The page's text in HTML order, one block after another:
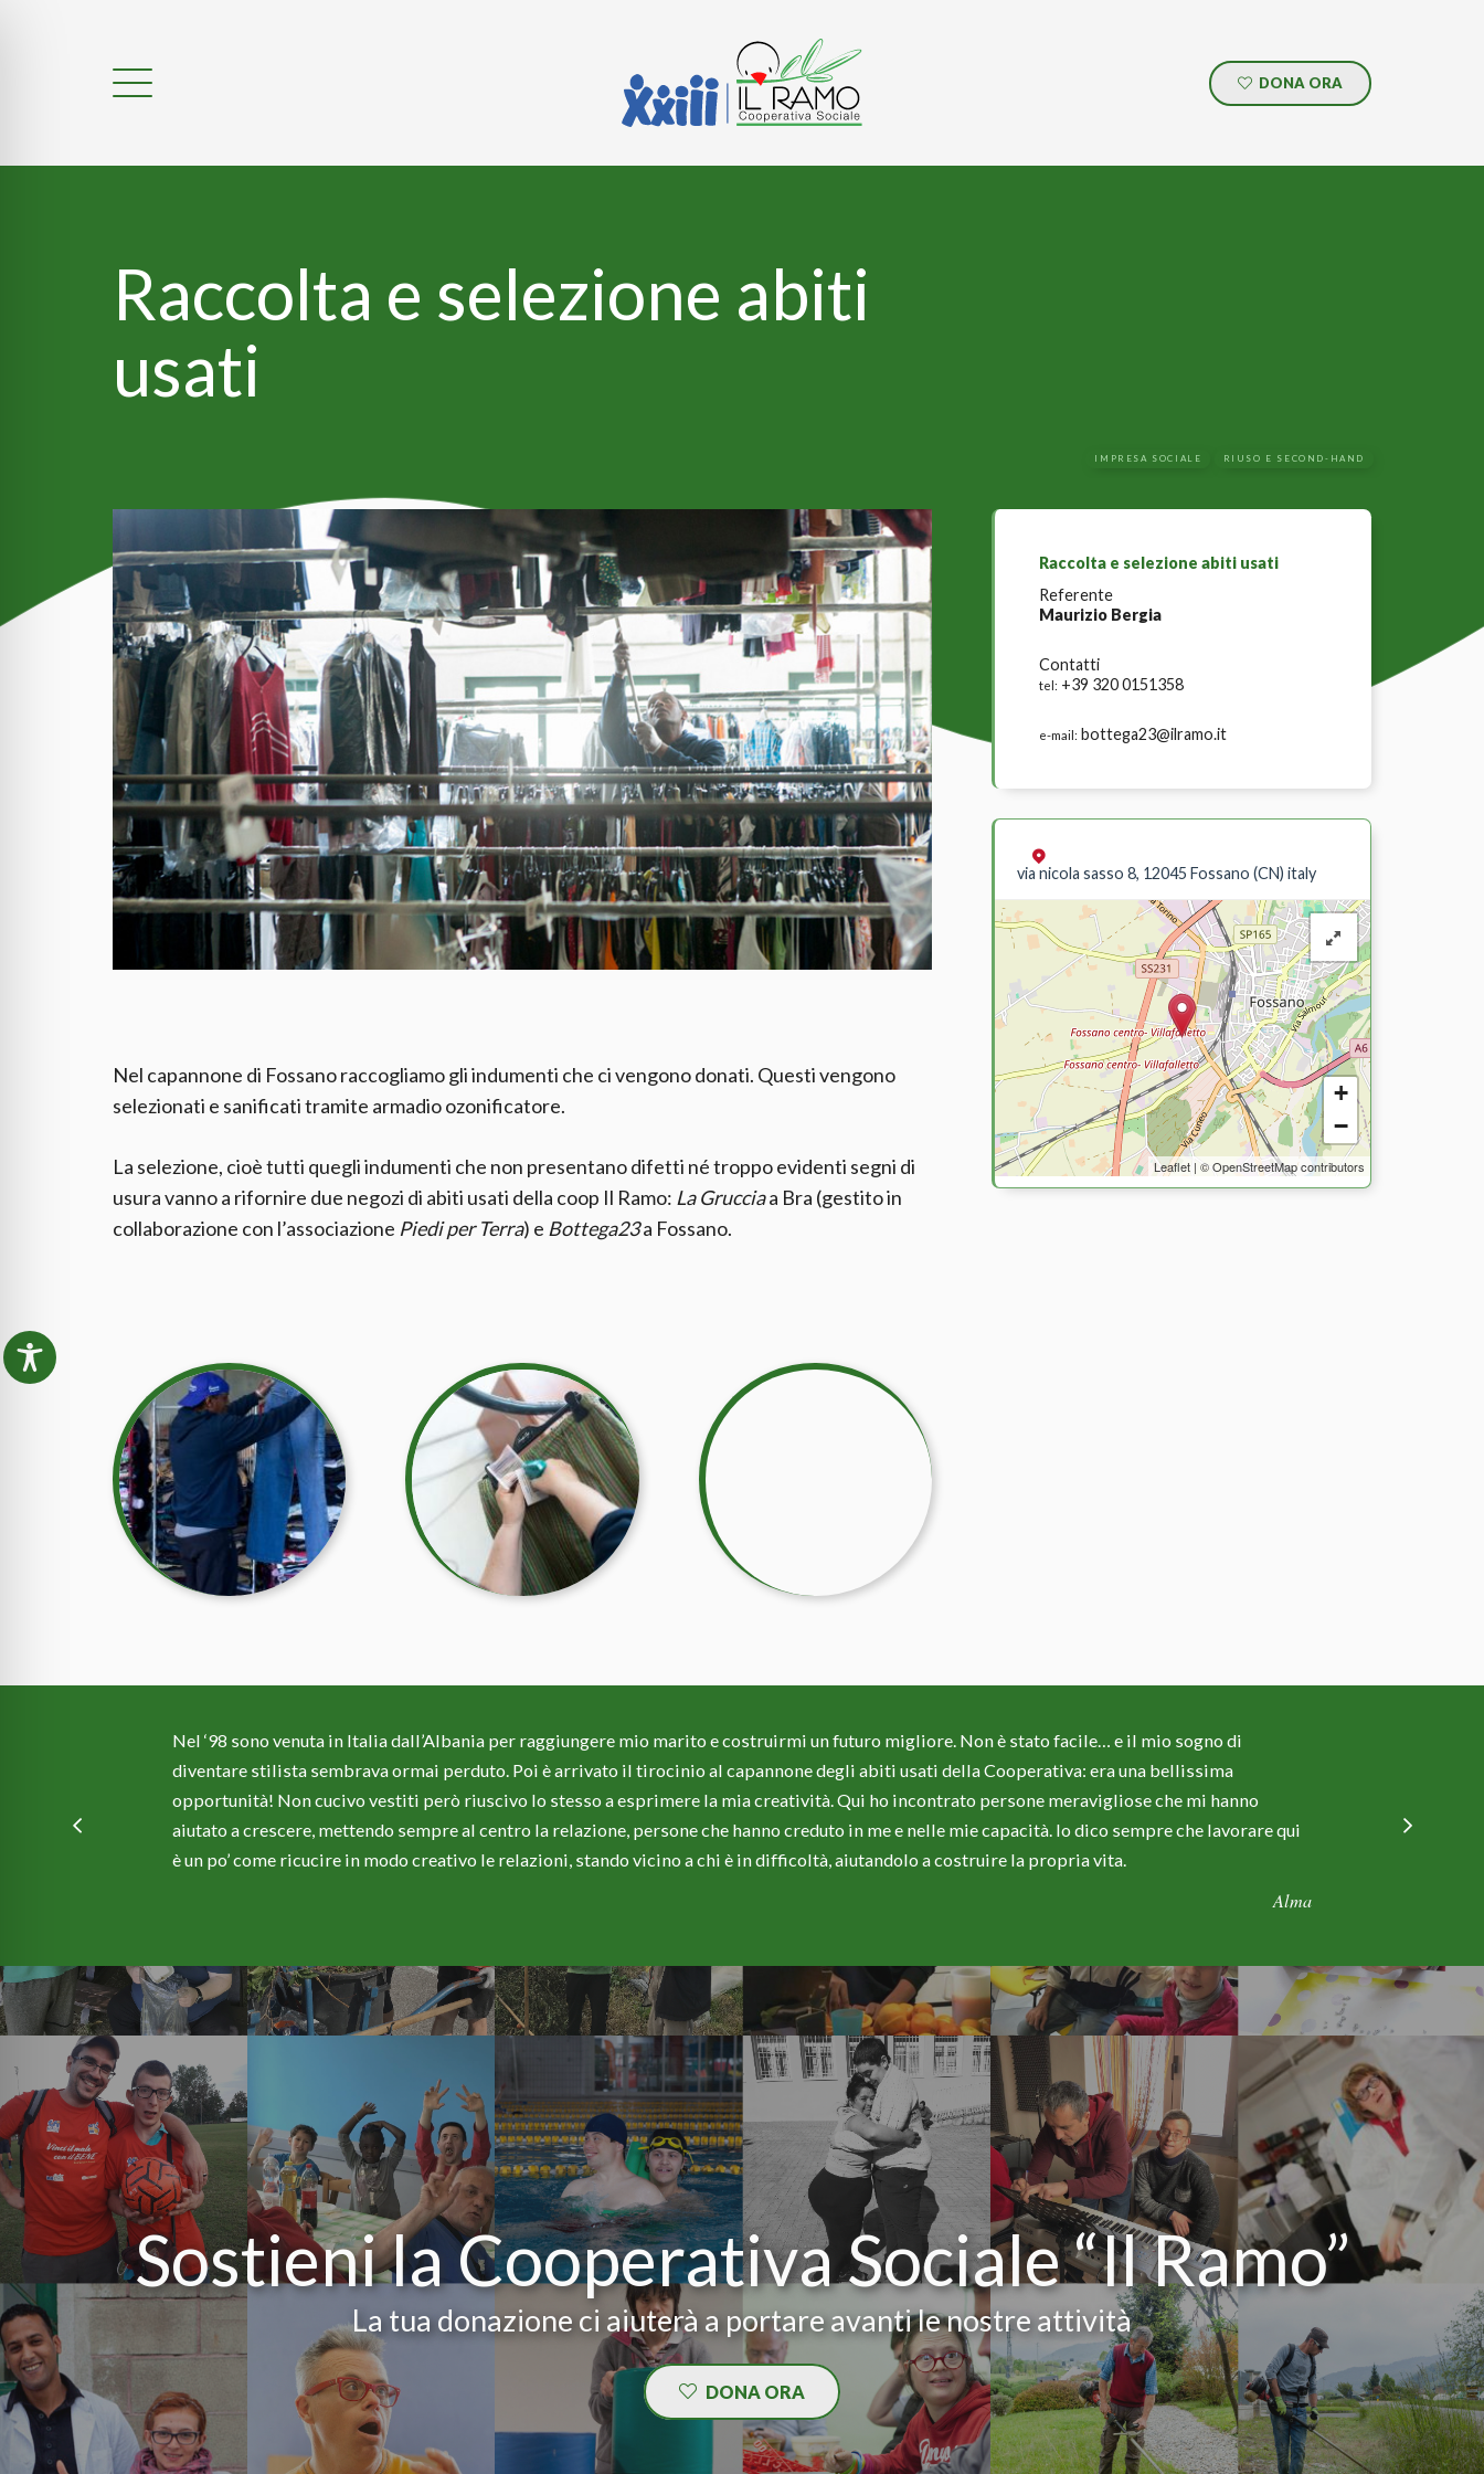
DONA ORA
Raccolta e selezione abiti
usati
IMPRESA SOCIALE RIUSO E SECOND-HAND
Nel capannone di Fossano raccogliamo gli indumenti che ci vengono donati. Questi vengono
selezionati e sanificati tramite armadio ozonificatore.
La selezione, cioè tutti quegli indumenti che non presentano difetti né troppo evidenti segni di
usura vanno a rifornire due negozi di abiti usati della coop Il Ramo: La Grucciaa Bra (gestito in
collaborazione con l’associazione Piedi per Terra) e Bottega23a Fossano.
Raccolta e selezione abiti usati
Referente
Maurizio Bergia
Contatti
tel: +39 320 0151358
e-mail: bottega23@ilramo.it
via nicola sasso 8, 12045 Fossano (CN) italy
+
−
Leaflet| ©OpenStreetMapcontributors
Nel ‘98 sono venuta in Italia dall’Albania per raggiungere mio marito e costruirmi un futuro migliore. Non è stato facile… e il mio sogno di
diventare stilista sembrava ormai perduto. Poi è arrivato il tirocinio al capannone degli abiti usati della Cooperativa: era una bellissima
opportunità! Non cucivo vestiti però riuscivo lo stesso a esprimere la mia creatività. Qui ho incontrato persone meravigliose che mi hanno
aiutato a crescere, mettendo sempre al centro la relazione, persone che hanno creduto in me e nelle mie capacità. Io dico sempre che lavorare qui
è un po’ come ricucire in modo creativo le relazioni, stando vicino a chi è in difficoltà, aiutandolo a costruire la propria vita.
Alma
Sostieni la Cooperativa Sociale “Il Ramo”
La tua donazione ci aiuterà a portare avanti le nostre attività
DONA ORA